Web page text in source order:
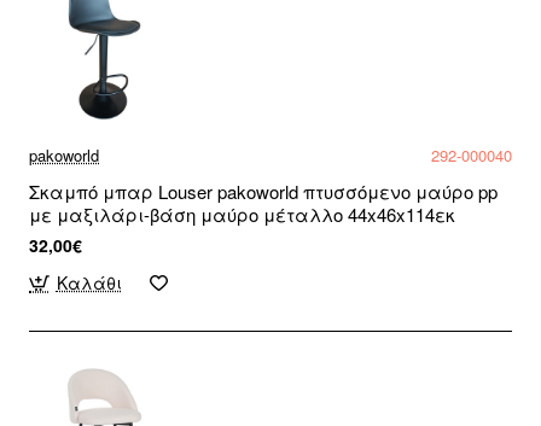
pakoworld 292-000040
Σκαμπό μπαρ Louser pakoworld πτυσσόμενο μαύρο pp
με μαξιλάρι-βάση μαύρο μέταλλο 44x46x114εκ
32,00€
Καλάθι